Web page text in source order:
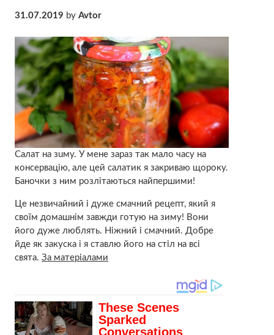
31.07.2019 by Avtor
Салат на зuму. У мене зараз так мало часу на
консервацію, але цей салатик я закриваю щороку.
Баночки з ним розлітаються найпершими!
Це незвичайний і дуже смачний рецепт, який я
своїм домашнім завжди готую на зиму! Вони
його дуже люблять. Ніжний і смачний. Добре
йде як закуска і я ставлю його на стіл на всі
свята. За матеріалами